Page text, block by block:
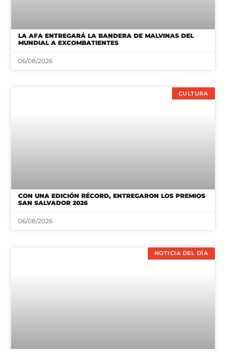
LA AFA ENTREGARÁ LA BANDERA DE MALVINAS DEL
MUNDIAL A EXCOMBATIENTES
06/08/2026
CULTURA
CON UNA EDICIÓN RÉCORD, ENTREGARON LOS PREMIOS
SAN SALVADOR 2026
06/08/2026
NOTICIA DEL DÍA